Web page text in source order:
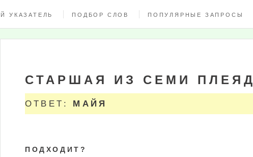
УКАЗАТЕЛЬ ПОДБОР СЛОВ ПОПУЛЯРНЫЕ ЗАПРОСЫ
СТАРШАЯ ИЗ СЕМИ ПЛЕЯД
ОТВЕТ: МАЙЯ
ПОДХОДИТ?